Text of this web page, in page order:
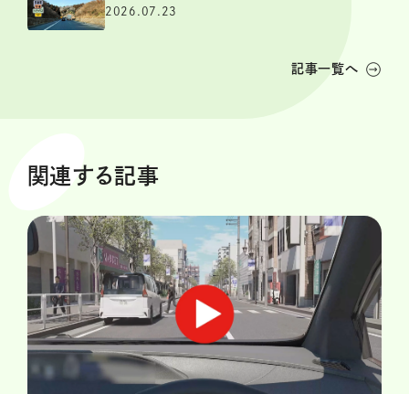
2026.07.23
記事一覧へ
関連する記事